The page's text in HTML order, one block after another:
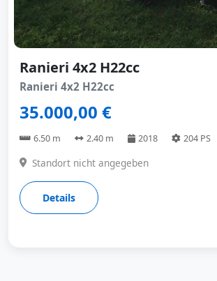
Ranieri 4x2 H22cc
Ranieri 4x2 H22cc
35.000,00 €
6.50 m 2.40 m 2018 204 PS
Standort nicht angegeben
Details